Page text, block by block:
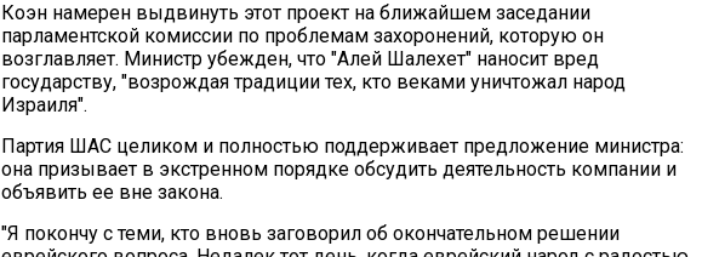
Коэн намерен выдвинуть этот проект на ближайшем заседании
парламентской комиссии по проблемам захоронений, которую он
возглавляет. Министр убежден, что "Алей Шалехет" наносит вред
государству, "возрождая традиции тех, кто веками уничтожал народ
Израиля".
Партия ШАС целиком и полностью поддерживает предложение министра:
она призывает в экстренном порядке обсудить деятельность компании и
объявить ее вне закона.
"Я покончу с теми, кто вновь заговорил об окончательном решении